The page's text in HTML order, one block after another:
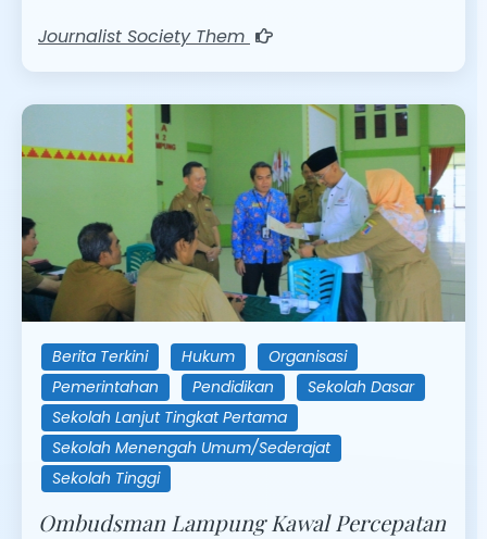
Journalist Society Them
Berita Terkini Hukum
Organisasi
Pemerintahan
Pendidikan
Sekolah Dasar
Sekolah Lanjut Tingkat Pertama
Sekolah Menengah Umum/Sederajat
Sekolah Tinggi
Ombudsman Lampung Kawal Percepatan